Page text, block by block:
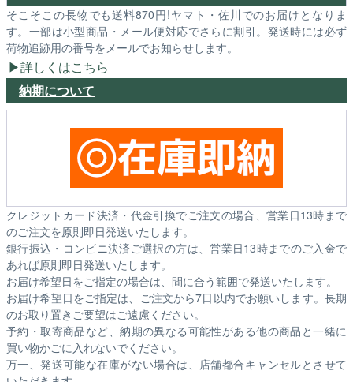
そこそこの長物でも送料870円!ヤマト・佐川でのお届けとなりま
す。一部は小型商品・メール便対応でさらに割引。発送時には必ず
荷物追跡用の番号をメールでお知らせします。
詳しくはこちら
納期について
クレジットカード決済・代金引換でご注文の場合、営業日13時まで
のご注文を原則即日発送いたします。
銀行振込・コンビニ決済ご選択の方は、営業日13時までのご入金で
あれば原則即日発送いたします。
お届け希望日をご指定の場合は、間に合う範囲で発送いたします。
お届け希望日をご指定は、ご注文から7日以内でお願いします。長期
のお取り置きご要望はご遠慮ください。
予約・取寄商品など、納期の異なる可能性がある他の商品と一緒に
買い物かごに入れないでください。
万一、発送可能な在庫がない場合は、店舗都合キャンセルとさせて